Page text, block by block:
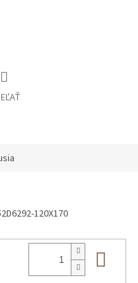
120X170